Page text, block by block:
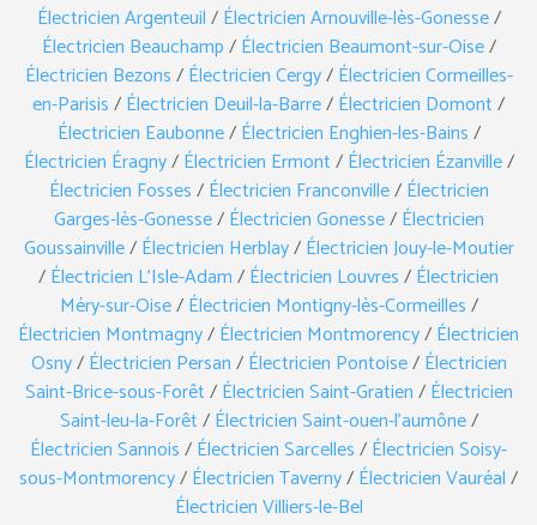
Électricien Argenteuil/Électricien Arnouville-lès-Gonesse/
Électricien Beauchamp/Électricien Beaumont-sur-Oise/
Électricien Bezons/Électricien Cergy/Électricien Cormeilles-
en-Parisis/Électricien Deuil-la-Barre/Électricien Domont/
Électricien Eaubonne/Électricien Enghien-les-Bains/
Électricien Éragny/Électricien Ermont/Électricien Ézanville/
Électricien Fosses/Électricien Franconville/Électricien
Garges-lès-Gonesse/Électricien Gonesse/Électricien
Goussainville/Électricien Herblay/Électricien Jouy-le-Moutier
/Électricien L’Isle-Adam/Électricien Louvres/Électricien
Méry-sur-Oise/Électricien Montigny-lès-Cormeilles/
Électricien Montmagny/Électricien Montmorency/Électricien
Osny/Électricien Persan/Électricien Pontoise/Électricien
Saint-Brice-sous-Forêt/Électricien Saint-Gratien/Électricien
Saint-leu-la-Forêt/Électricien Saint-ouen-l’aumône/
Électricien Sannois/Électricien Sarcelles/Électricien Soisy-
sous-Montmorency/Électricien Taverny/Électricien Vauréal/
Électricien Villiers-le-Bel